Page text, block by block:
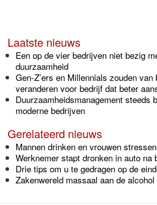
Laatste nieuws
Een op de vier bedrijven niet bezig
duurzaamheid
Gen-Z’ers en Millennials zouden van
veranderen voor bedrijf dat beter
Duurzaamheidsmanagement steeds
moderne bedrijven
Gerelateerd nieuws
Mannen drinken en vrouwen
Werknemer stapt dronken in auto na
Drie tips om u te gedragen op de
Zakenwereld massaal aan de alcohol